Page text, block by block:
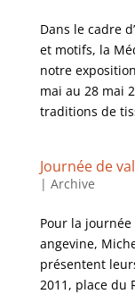
Dans le cadre
et motifs, la
notre
mai au 28 mai
traditions de
Journée de
| Archive
Pour la
angevine,
présentent
2011, place du